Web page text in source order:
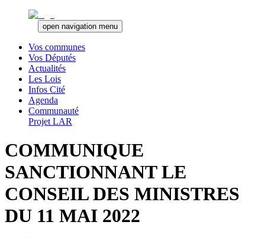
open navigation menu
Vos communes
Vos Députés
Actualités
Les Lois
Infos Cité
Agenda
Communauté
Projet LAR
COMMUNIQUE
SANCTIONNANT LE
CONSEIL DES MINISTRES
DU 11 MAI 2022